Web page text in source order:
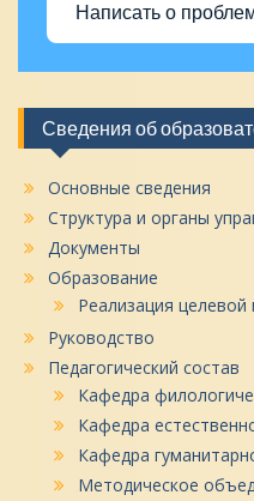
Написать о
Сведения об
Основные сведения
Структура и органы
Документы
Образование
Реализация
Руководство
Педагогический состав
Кафедра
Кафедра
Кафедра
Методическое